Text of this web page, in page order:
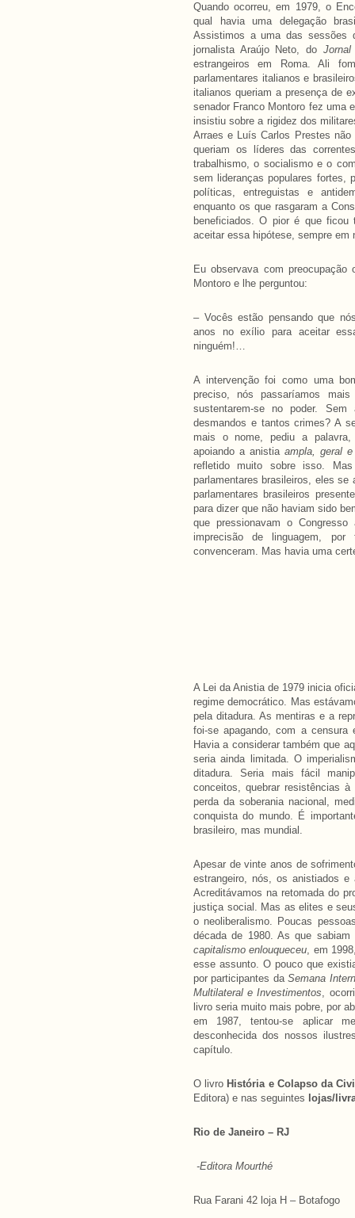
Quando ocorreu, em 1979, o
qual havia uma delegação
Assistimos a uma das sessões
jornalista Araújo Neto, do
estrangeiros em Roma. Ali
parlamentares italianos e
italianos queriam a presença de
senador Franco Montoro fez uma
insistiu sobre a rigidez dos
Arraes e Luís Carlos Prestes
queriam os líderes das
trabalhismo, o socialismo e o
sem lideranças populares fortes,
políticas, entreguistas e
enquanto os que rasgaram a
beneficiados. O pior é que ficou
aceitar essa hipótese, sempre em
Eu observava com
Montoro e lhe perguntou:
– Vocês estão pensando que
anos no exílio para aceitar
ninguém!…
A intervenção foi como uma
preciso, nós passaríamos
sustentarem-se no poder.
desmandos e tantos crimes? A
mais o nome, pediu a palavra,
apoiando a anistia ampla, geral
refletido muito sobre isso.
parlamentares brasileiros, eles
parlamentares brasileiros
para dizer que não haviam sido
que pressionavam o
imprecisão de linguagem,
convenceram. Mas havia uma
A Lei da Anistia de 1979 inicia
regime democrático. Mas
pela ditadura. As mentiras e a
foi-se apagando, com a censura
Havia a considerar também que
seria ainda limitada. O
ditadura. Seria mais fácil
conceitos, quebrar resistências
perda da soberania nacional,
conquista do mundo. É
brasileiro, mas mundial.
Apesar de vinte anos de
estrangeiro, nós, os anistiados
Acreditávamos na retomada do
justiça social. Mas as elites e
o neoliberalismo. Poucas
década de 1980. As que
capitalismo enlouqueceu, em
esse assunto. O pouco que
por participantes daSemana
Multilateral e Investimentos,
livro seria muito mais pobre, por
em 1987, tentou-se aplicar
desconhecida dos nossos
capítulo.
O livro História e Colapso da
Editora) e nas seguintes lojas/
Rio de Janeiro – RJ
-Editora Mourthé
Rua Farani 42 loja H – Botafogo